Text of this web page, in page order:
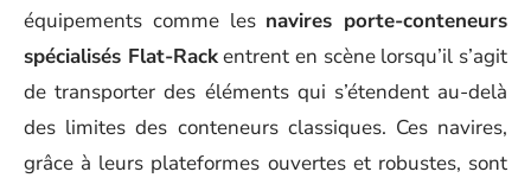
équipements comme les navires porte-conteneurs
spécialisés Flat-Rackentrent en scène lorsqu’il s’agit
de transporter des éléments qui s’étendent au-delà
des limites des conteneurs classiques. Ces navires,
grâce à leurs plateformes ouvertes et robustes, sont